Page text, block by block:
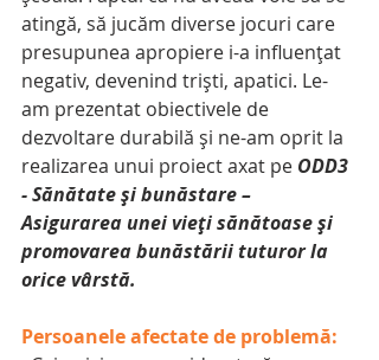
atingă, să jucăm diverse jocuri care
presupunea apropiere i-a influențat
negativ, devenind triști, apatici. Le-
am prezentat obiectivele de
dezvoltare durabilă și ne-am oprit la
realizarea unui proiect axat pe ODD3
- Sănătate şi bunăstare –
Asigurarea unei vieţi sănătoase şi
promovarea bunăstării tuturor la
orice vârstă.
Persoanele afectate de problemă: